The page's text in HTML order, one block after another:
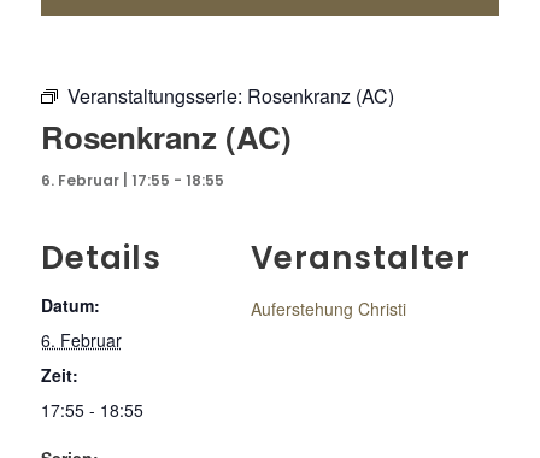
Veranstaltungsserie: Rosenkranz (AC)
Rosenkranz (AC)
6. Februar | 17:55 - 18:55
Details
Datum:
6. Februar
Zeit:
17:55 - 18:55
Veranstalter
Auferstehung Christi